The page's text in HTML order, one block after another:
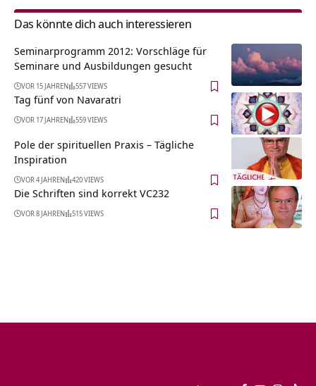
Das könnte dich auch interessieren
Seminarprogramm 2012: Vorschläge für
Seminare und Ausbildungen gesucht
VOR 15 JAHREN 557 VIEWS
Tag fünf von Navaratri
VOR 17 JAHREN 559 VIEWS
Pole der spirituellen Praxis – Tägliche
Inspiration
VOR 4 JAHREN 420 VIEWS
Die Schriften sind korrekt VC232
VOR 8 JAHREN 515 VIEWS